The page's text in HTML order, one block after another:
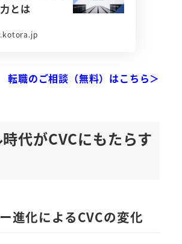
とは
転職のご相談（無料）はこちら＞
代がCVCにもたらす
進化によるCVCの変化